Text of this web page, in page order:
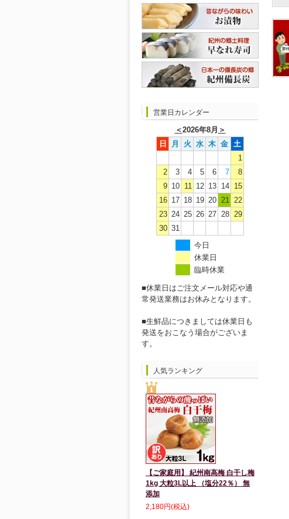
営業日カレンダー
＜2026年8月 ＞
日
月 火 水 木 金 土
1
2
3 4 5 6 7
8
9 10 11 12 13 14 15
16 17 18 19 20 21 22
23 24 25 26 27 28 29
30 31
今日
休業日
臨時休業
■休業日はご注文メール対応や通
常発送業務はお休みとなります。
■生鮮品につきましては休業日も
発送をおこなう場合がございま
す。
人気ランキング
【ご家庭用】 紀州南高梅 白干し梅
1kg 大粒3L以上 （塩分22％） 無
添加
2,180円(税込)